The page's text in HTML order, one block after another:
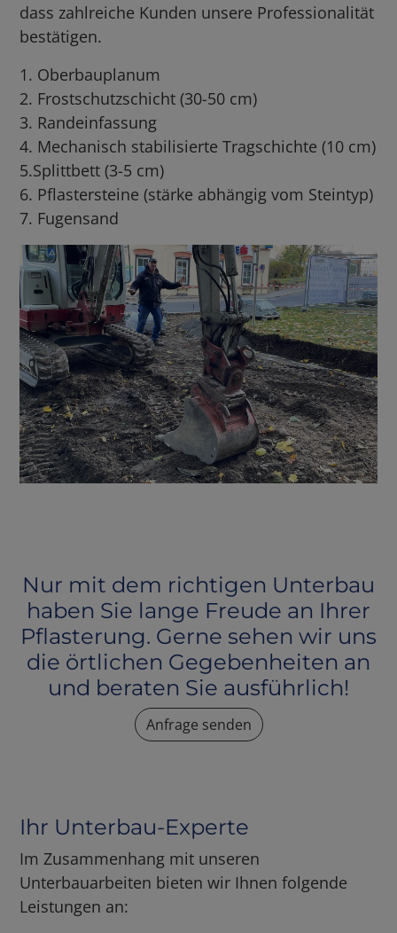
dass zahlreiche Kunden unsere Professionalität
bestätigen.
1. Oberbauplanum
2. Frostschutzschicht (30-50 cm)
3. Randeinfassung
4. Mechanisch stabilisierte Tragschichte (10 cm)
5.Splittbett (3-5 cm)
6. Pflastersteine (stärke abhängig vom Steintyp)
7. Fugensand
Nur mit dem richtigen Unterbau
haben Sie lange Freude an Ihrer
Pflasterung. Gerne sehen wir uns
die örtlichen Gegebenheiten an
und beraten Sie ausführlich!
Anfrage senden
Ihr Unterbau-Experte
Im Zusammenhang mit unseren
Unterbauarbeiten bieten wir Ihnen folgende
Leistungen an: